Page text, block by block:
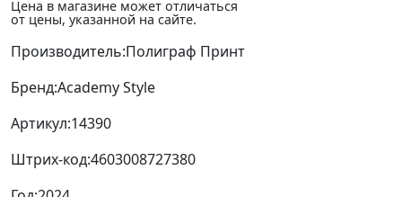
Цена в магазине может отличаться
от цены, указанной на сайте.
Производитель:Полиграф Принт
Бренд:Academy Style
Артикул:14390
Штрих-код:4603008727380